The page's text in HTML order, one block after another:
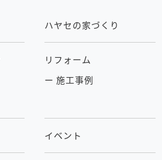
ハヤセの家づくり
リフォーム
ー 施工事例
イベント